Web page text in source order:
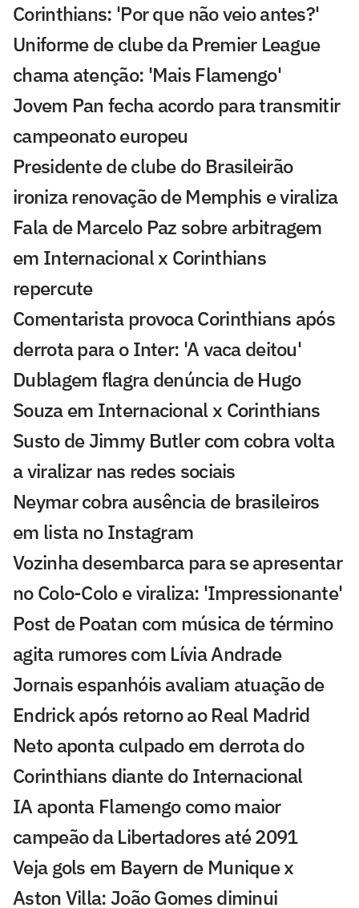
Corinthians: 'Por que não veio antes?'
Uniforme de clube da Premier League
chama atenção: 'Mais Flamengo'
Jovem Pan fecha acordo para transmitir
campeonato europeu
Presidente de clube do Brasileirão
ironiza renovação de Memphis e viraliza
Fala de Marcelo Paz sobre arbitragem
em Internacional x Corinthians
repercute
Comentarista provoca Corinthians após
derrota para o Inter: 'A vaca deitou'
Dublagem flagra denúncia de Hugo
Souza em Internacional x Corinthians
Susto de Jimmy Butler com cobra volta
a viralizar nas redes sociais
Neymar cobra ausência de brasileiros
em lista no Instagram
Vozinha desembarca para se apresentar
no Colo-Colo e viraliza: 'Impressionante'
Post de Poatan com música de término
agita rumores com Lívia Andrade
Jornais espanhóis avaliam atuação de
Endrick após retorno ao Real Madrid
Neto aponta culpado em derrota do
Corinthians diante do Internacional
IA aponta Flamengo como maior
campeão da Libertadores até 2091
Veja gols em Bayern de Munique x
Aston Villa: João Gomes diminui